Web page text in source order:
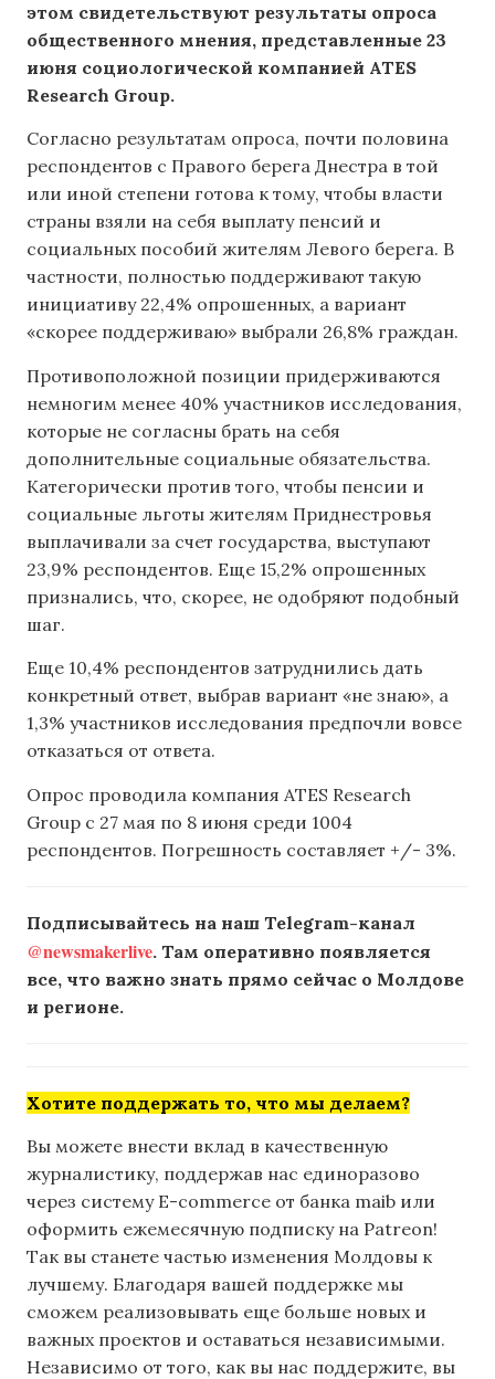
этом свидетельствуют результаты опроса
общественного мнения, представленные 23
июня социологической компанией ATES
Research Group.
Согласно результатам опроса, почти половина
респондентов с Правого берега Днестра в той
или иной степени готова к тому, чтобы власти
страны взяли на себя выплату пенсий и
социальных пособий жителям Левого берега. В
частности, полностью поддерживают такую
инициативу 22,4% опрошенных, а вариант
«скорее поддерживаю» выбрали 26,8% граждан.
Противоположной позиции придерживаются
немногим менее 40% участников исследования,
которые не согласны брать на себя
дополнительные социальные обязательства.
Категорически против того, чтобы пенсии и
социальные льготы жителям Приднестровья
выплачивали за счет государства, выступают
23,9% респондентов. Еще 15,2% опрошенных
признались, что, скорее, не одобряют подобный
шаг.
Еще 10,4% респондентов затруднились дать
конкретный ответ, выбрав вариант «не знаю», а
1,3% участников исследования предпочли вовсе
отказаться от ответа.
Опрос проводила компания ATES Research
Group с 27 мая по 8 июня среди 1004
респондентов. Погрешность составляет +/- 3%.
Подписывайтесь на наш Telegram-канал
@newsmakerlive. Там оперативно появляется
все, что важно знать прямо сейчас о Молдове
и регионе.
Хотите поддержать то, что мы делаем?
Вы можете внести вклад в качественную
журналистику, поддержав нас единоразово
через систему E-commerce от банка maib или
оформить ежемесячную подписку на Patreon!
Так вы станете частью изменения Молдовы к
лучшему. Благодаря вашей поддержке мы
сможем реализовывать еще больше новых и
важных проектов и оставаться независимыми.
Независимо от того, как вы нас поддержите, вы